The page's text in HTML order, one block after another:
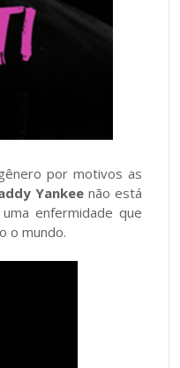
por motivos as
Yankeenão está
enfermidade que
o mundo.